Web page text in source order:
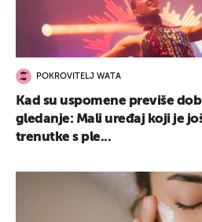
POKROVITELJ WATA
Kad su uspomene previše
gledanje: Mali uređaj koji je
trenutke s ple...